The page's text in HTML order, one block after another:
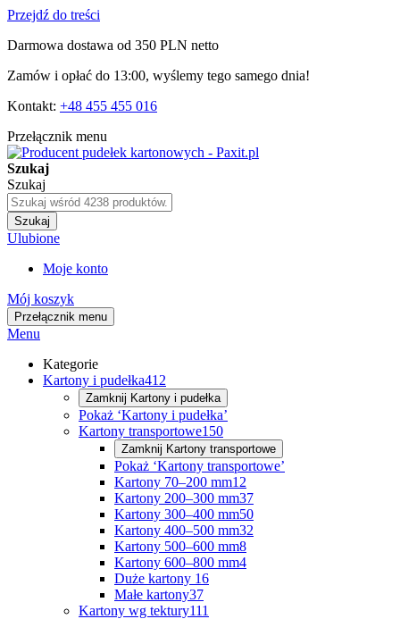
Przejdź do treści
Darmowa dostawa od 350 PLN netto
Zamów i opłać do 13:00, wyślemy tego samego dnia!
Kontakt: +48 455 455 016
Przełącznik menu
Szukaj
Szukaj
Szukaj
Ulubione
Moje konto
Mój koszyk
Przełącznik menu
Menu
Kategorie
Kartony i pudełka412
Zamknij Kartony i pudełka
Pokaż ‘Kartony i pudełka’
Kartony transportowe150
Zamknij Kartony transportowe
Pokaż ‘Kartony transportowe’
Kartony 70–200 mm12
Kartony 200–300 mm37
Kartony 300–400 mm50
Kartony 400–500 mm32
Kartony 500–600 mm8
Kartony 600–800 mm4
Duże kartony 16
Małe kartony37
Kartony wg tektury111